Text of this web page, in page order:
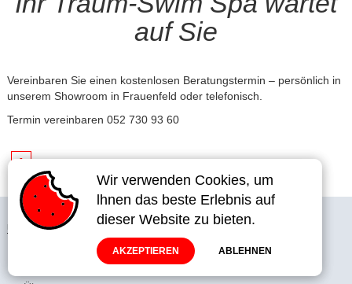
Wir verwenden Cookies, um
lhnen das beste Erlebnis auf
dieser Website zu bieten.
AKZEPTIEREN ABLEHNEN
Wir verwenden Cookies, um
lhnen das beste Erlebnis auf
dieser Website zu bieten.
AKZEPTIEREN ABLEHNEN
auf Sie
Vereinbaren Sie einen kostenlosen Beratungstermin – persönlich in
unserem Showroom in Frauenfeld oder telefonisch.
Termin vereinbaren 052 730 93 60
1
Unternehmen
Termin für den Showroom